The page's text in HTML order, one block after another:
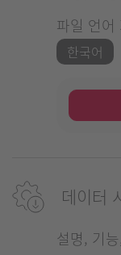
파일 언어
한국어
데이터
설명, 기